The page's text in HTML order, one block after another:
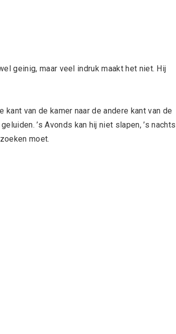
geinig, maar veel indruk maakt het niet. Hij
van de kamer naar de andere kant van de
’s Avonds kan hij niet slapen, ’s nachts
moet.